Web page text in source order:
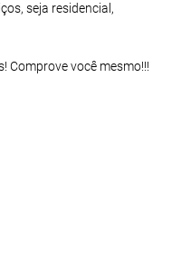
seja residencial,
Comprove você mesmo!!!